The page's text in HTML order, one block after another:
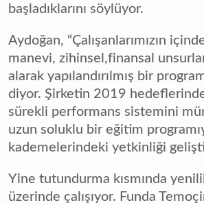
başladıklarını söylüyor.
Aydoğan, “Çalışanlarımızın
manevi, zihinsel,finansal
alarak yapılandırılmış bir
diyor. Şirketin 2019
sürekli performans sistemini
uzun soluklu bir eğitim
kademelerindeki yetkinliği
Yine tutundurma kısmında
üzerinde çalışıyor. Funda